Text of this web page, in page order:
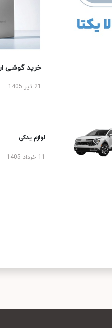
خرید گوشی
لوازم یدکی